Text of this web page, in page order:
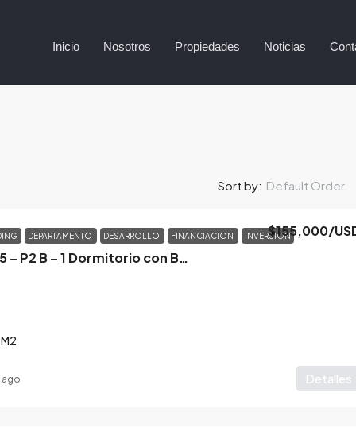
Inicio Nosotros Propiedades Noticias
Sort by: Default Order
DEPARTAMENTO DESARROLLO FINANCIACION INVERSION
Pueyrredon 145 – P2 B – 1 Dormitorio con Balcon
$155,000/
M2
Detalles
ago